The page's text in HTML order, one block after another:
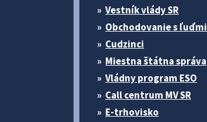
Vestník vlády SR
Obchodovanie s ľuďmi
Cudzinci
Miestna štátna správa
Vládny program ESO
Call centrum MV SR
E-trhovisko